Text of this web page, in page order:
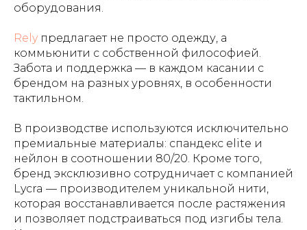
оборудования.
Relyпредлагает не просто одежду, а
коммьюнити с собственной философией.
Забота и поддержка — в каждом касании с
брендом на разных уровнях, в особенности
тактильном.
В производстве используются исключительно
премиальные материалы: спандекс elite и
нейлон в соотношении 80/20. Кроме того,
бренд эксклюзивно сотрудничает с компанией
Lycra — производителем уникальной нити,
которая восстанавливается после растяжения
и позволяет подстраиваться под изгибы тела.